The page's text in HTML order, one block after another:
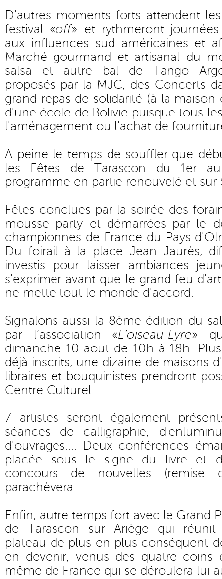
D'autres moments forts attendent
festival «off» et rythmeront
aux influences sud américaines et
Marché gourmand et artisanal du
salsa et autre bal de Tango
proposés par la MJC, des Concerts
grand repas de solidarité (à la maison
d'une école de Bolivie puisque tous
l'aménagement ou l'achat de
A peine le temps de souffler que
les Fêtes de Tarascon du 1er
programme en partie renouvelé et sur
Fêtes conclues par la soirée des
mousse party et démarrées par le
championnes de France du Pays
Du foirail à la place Jean Jaurès,
investis pour laisser ambiances
s'exprimer avant que le grand feu
ne mette tout le monde d'accord.
Signalons aussi la 8ème édition du
par l’association «L’oiseau-Lyre»
dimanche 10 aout de 10h à 18h.
déjà inscrits, une dizaine de maisons
libraires et bouquinistes prendront
Centre Culturel.
7 artistes seront également
séances de calligraphie,
d'ouvrages.... Deux conférences
placée sous le signe du livre et
concours de nouvelles
parachèvera.
Enfin, autre temps fort avec le Grand
de Tarascon sur Ariège qui
plateau de plus en plus conséquent
en devenir, venus des quatre coins
même de France qui se déroulera lui